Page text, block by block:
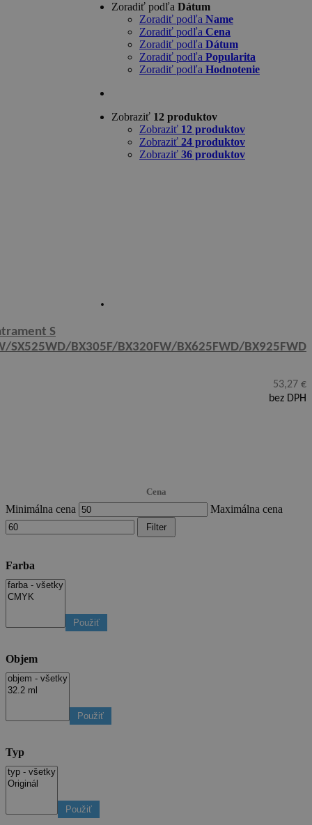
Zoradiť podľa Dátum
Zoradiť podľa Name
Zoradiť podľa Cena
Zoradiť podľa Dátum
Zoradiť podľa Popularita
Zoradiť podľa Hodnotenie
Zobraziť 12 produktov
Zobraziť 12 produktov
Zobraziť 24 produktov
Zobraziť 36 produktov
S
SX525WD/BX305F/BX320FW/BX625FWD/BX925FWD
53,27 €
bez DPH
Cena
Minimálna cena Maximálna cena
Filter
Farba
Použiť
Objem
Použiť
Typ
Použiť